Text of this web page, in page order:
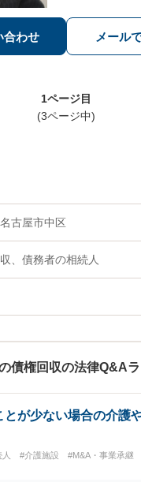
重ねつつ、誠実に
けます。お気軽に
合わせ メール
1ページ目
(3ページ中)
古屋市中区
、債務者の相続人
債権回収の法律Q&A
とが少ない場合の介護
#介護施設 #M&A・事業承継